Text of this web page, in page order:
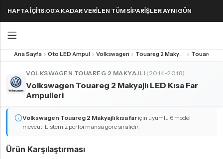
HAFTA IÇI 16:00'A KADAR VERILEN TÜM SIPARIŞLER AYNI GÜN
KARGODA! 1000 TL VE ÜZERI KARGO ÜCRETSIZ!
Ana Sayfa Oto LED Ampul Volkswagen Touareg 2 Makyajlı
VOLKSWAGEN TOUAREG 2 MAKYAJLI (2014-2018)
Volkswagen Touareg 2 Makyajlı LED Kısa Far
Ampulleri
Volkswagen Touareg 2 Makyajlı kısa far için uyumlu 6 model
mevcut. Listemiz performansa göre sıralıdır.
Ürün Karşılaştırması
FAR & SIS AMPULLERI
H3 LED Ampul
H7 LED Ampul
FAR & SIS AMPULLERI
H15 LED Ampul
SINYAL AMPULLERI PARK AMPULLERI